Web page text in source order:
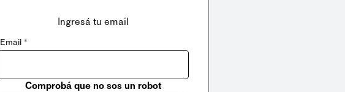
Ingresá tu email
Email *
Comprobá que no sos un robot